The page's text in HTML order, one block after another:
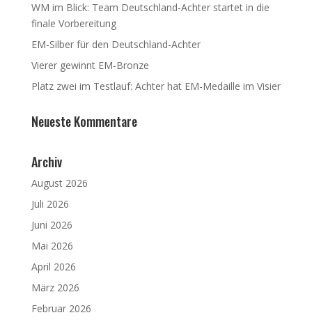
WM im Blick: Team Deutschland-Achter startet in die
finale Vorbereitung
EM-Silber für den Deutschland-Achter
Vierer gewinnt EM-Bronze
Platz zwei im Testlauf: Achter hat EM-Medaille im Visier
Neueste Kommentare
Archiv
August 2026
Juli 2026
Juni 2026
Mai 2026
April 2026
März 2026
Februar 2026